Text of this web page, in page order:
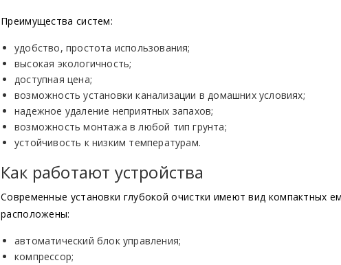
Преимущества систем:
удобство, простота использования;
высокая экологичность;
доступная цена;
возможность установки канализации в домашних условиях;
надежное удаление неприятных запахов;
возможность монтажа в любой тип грунта;
устойчивость к низким температурам.
Как работают устройства
Современные установки глубокой очистки имеют вид компактных
расположены:
автоматический блок управления;
компрессор;